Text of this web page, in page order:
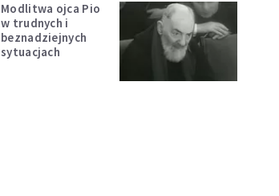
Modlitwa ojca Pio
w trudnych i
beznadziejnych
sytuacjach